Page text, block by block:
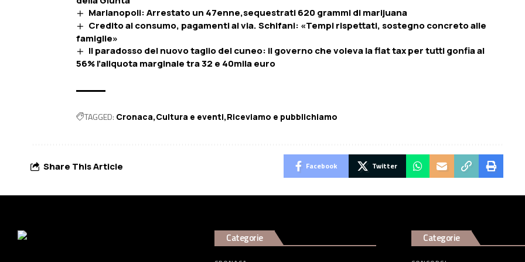
Marianopoli: Arrestato un 47enne,sequestrati 620 grammi di marijuana
Credito al consumo, pagamenti al via. Schifani: «Tempi rispettati, sostegno concreto alle
famiglie»
Il paradosso del nuovo taglio del cuneo: il governo che voleva la flat tax per tutti gonfia al
56% l’aliquota marginale tra 32 e 40mila euro
TAGGED: Cronaca Cultura e eventi Riceviamo e pubblichiamo
Share This Article Facebook Twitter
Categorie Categorie